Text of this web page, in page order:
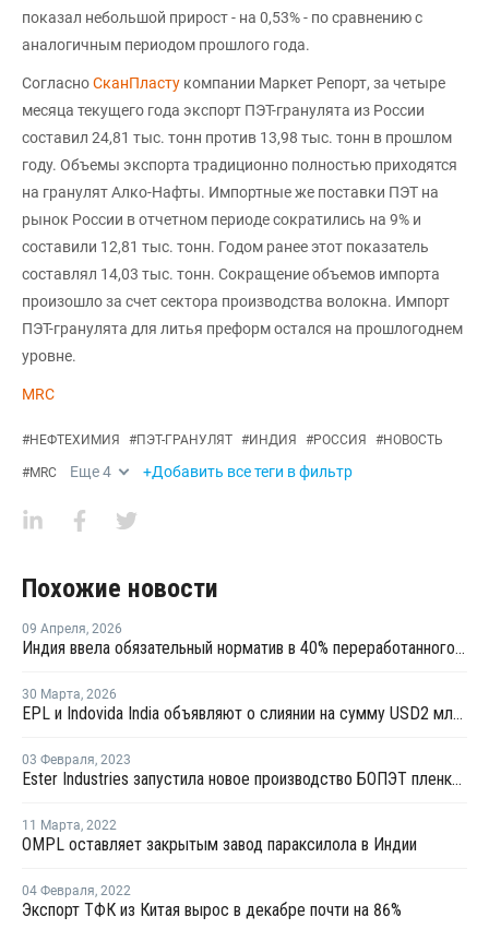
показал небольшой прирост - на 0,53% - по сравнению с
аналогичным периодом прошлого года.
СогласноСканПласту компании Маркет Репорт, за четыре
месяца текущего года экспорт ПЭТ-гранулята из России
составил 24,81 тыс. тонн против 13,98 тыс. тонн в прошлом
году. Объемы экспорта традиционно полностью приходятся
на гранулят Алко-Нафты. Импортные же поставки ПЭТ на
рынок России в отчетном периоде сократились на 9% и
составили 12,81 тыс. тонн. Годом ранее этот показатель
составлял 14,03 тыс. тонн. Сокращение объемов импорта
произошло за счет сектора производства волокна. Импорт
ПЭТ-гранулята для литья преформ остался на прошлогоднем
уровне.
MRC
#НЕФТЕХИМИЯ #ПЭТ-ГРАНУЛЯТ #ИНДИЯ #РОССИЯ #НОВОСТЬ
#MRC Еще4 +Добавить все теги в фильтр
Похожие новости
09 Апреля, 2026
Индия ввела обязательный норматив в 40% переработанного ПЭТ для пищевой упаковки
30 Марта, 2026
EPL и Indovida India объявляют о слиянии на сумму USD2 млрд для создания многоформатной упаковочной компании
03 Февраля, 2023
Ester Industries запустила новое производство БОПЭТ пленки в Индии
11 Марта, 2022
OMPL оставляет закрытым завод параксилола в Индии
04 Февраля, 2022
Экспорт ТФК из Китая вырос в декабре почти на 86%